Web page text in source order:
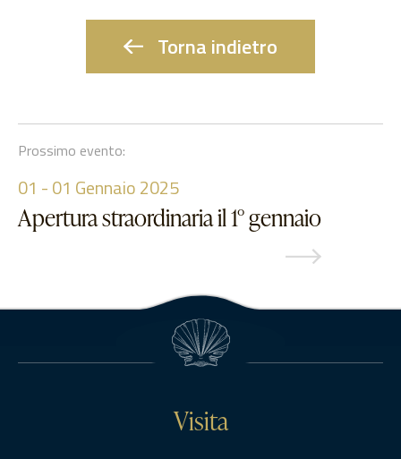
Torna indietro
Prossimo evento:
01 -01 Gennaio 2025
Apertura straordinaria il 1° gennaio
Visita